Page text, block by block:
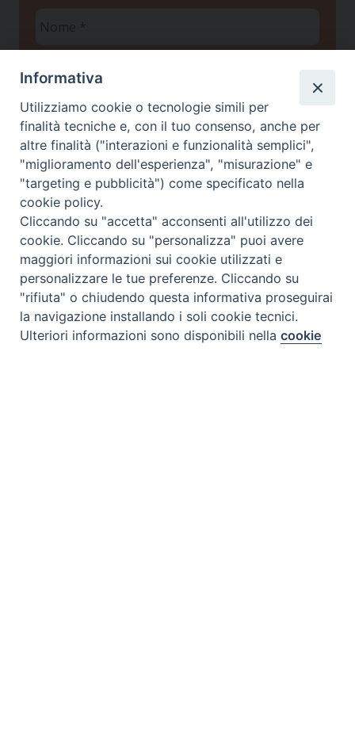
Cognome
*
Email
*
Privacy policy*
Ho letto l'informativa sullaPrivacye
autorizzo il Centro Studi Scienza & Vita a
trattare i miei dati personali ai sensi del
Regolamento UE 2016/679
Preferenze Cookie
Informativa
Utilizziamo cookie o tecnologie simili per
finalità tecniche e, con il tuo consenso, anche per
altre finalità ("interazioni e funzionalità semplici",
"miglioramento dell'esperienza", "misurazione" e
"targeting e pubblicità") come specificato nella
cookie policy.
Cliccando su "accetta" acconsenti all'utilizzo dei
cookie. Cliccando su "personalizza" puoi avere
maggiori informazioni sui cookie utilizzati e
personalizzare le tue preferenze. Cliccando su
"rifiuta" o chiudendo questa informativa proseguirai
la navigazione installando i soli cookie tecnici.
Ulteriori informazioni sono disponibili nellacookie